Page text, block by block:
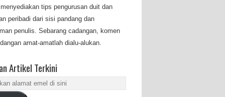
tips pengurusan duit dan
peribadi dari sisi pandang dan
penulis. Sebarang cadangan, komen
amat-amatlah dialu-alukan.
Artikel Terkini